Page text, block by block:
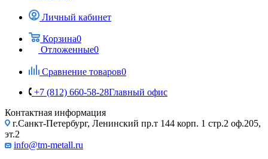
Личный кабинет
Корзина0
Отложенные0
Сравнение товаров0
+7 (812) 660-58-28Главный офис
Контактная информация
г.Санкт-Петербург, Ленинский пр.т 144 корп. 1 стр.2 оф.205,
эт.2
info@tm-metall.ru